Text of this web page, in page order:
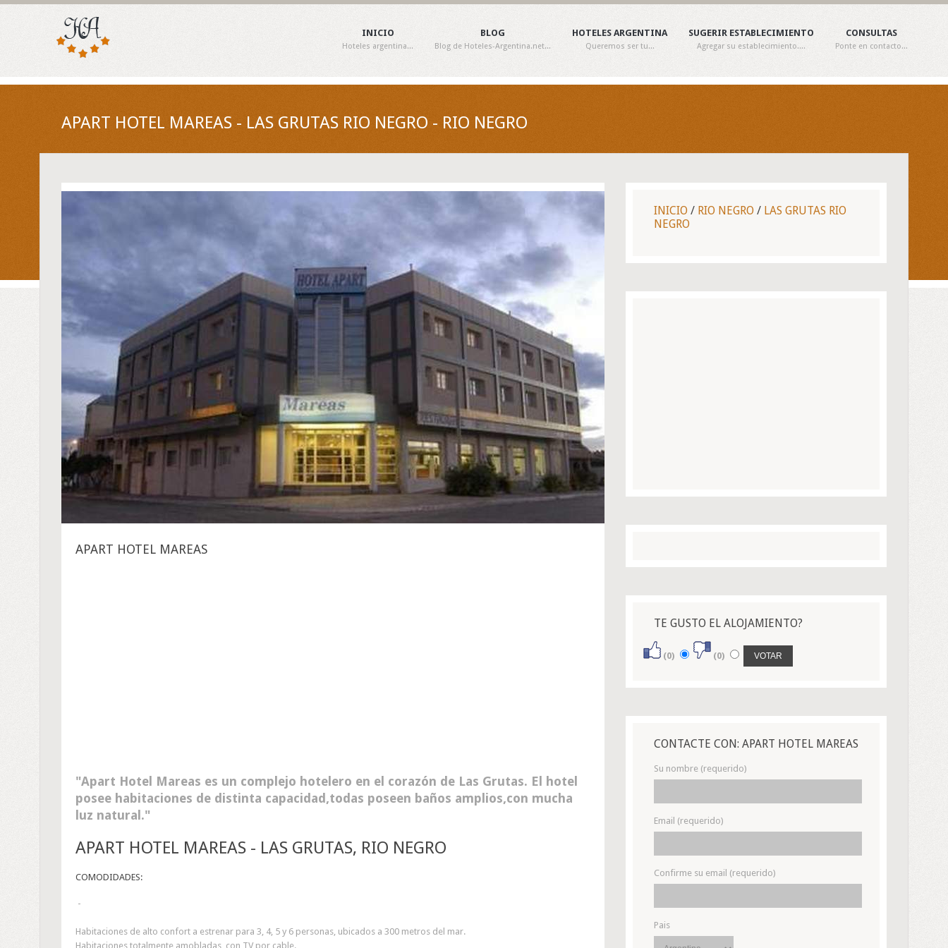
INICIO
Hoteles argentina...
BLOG
Blog de Hoteles-Argentina.net...
HOTELES ARGENTINA
Queremos ser tu...
SUGERIR ESTABLECIMIENTO
Agregar su establecimiento....
CONSULTAS
Ponte en contacto...
APART HOTEL MAREAS - LAS GRUTAS RIO NEGRO - RIO NEGRO
APART HOTEL MAREAS
Apart Hotel Mareas es un complejo hotelero en el corazón de Las Grutas. El hotel
posee habitaciones de distinta capacidad,todas poseen baños amplios,con mucha
luz natural.
APART HOTEL MAREAS - LAS GRUTAS, RIO NEGRO
COMODIDADES:
-
Habitaciones de alto confort a estrenar para 3, 4, 5 y 6 personas, ubicados a 300 metros del mar.
Habitaciones totalmente amobladas, con TV por cable.
INICIO / RIO NEGRO / LAS GRUTAS RIO
NEGRO
TE GUSTO EL ALOJAMIENTO?
(0) (0)
CONTACTE CON: APART HOTEL MAREAS
Su nombre (requerido)
Email (requerido)
Confirme su email (requerido)
Pais